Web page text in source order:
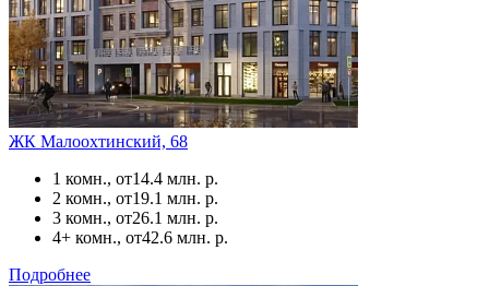
ЖК Малоохтинский, 68
1 комн., от14.4 млн. р.
2 комн., от19.1 млн. р.
3 комн., от26.1 млн. р.
4+ комн., от42.6 млн. р.
Подробнее